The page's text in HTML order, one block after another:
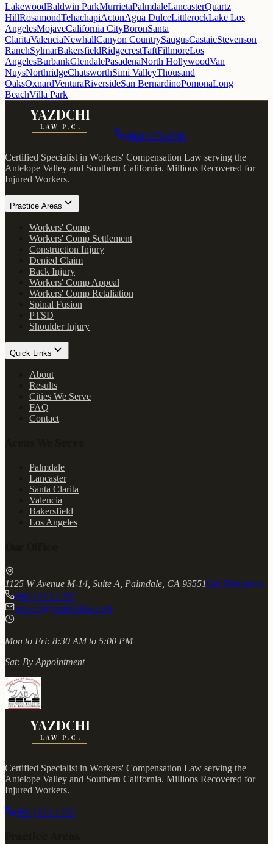
LakewoodBaldwin ParkMurrietaPalmdaleLancasterQuartz
HillRosamondTehachapiActonAgua DulceLittlerockLake Los
AngelesMojaveCalifornia CityBoronSanta
ClaritaValenciaNewhallCanyon CountrySaugusCastaicStevenson
RanchSylmarBakersfieldRidgecrestTaftFillmoreLos
AngelesBurbankGlendalePasadenaNorth HollywoodVan
NuysNorthridgeChatsworthSimi ValleyThousand
OaksOxnardVenturaRiversideSan BernardinoPomonaLong
BeachVilla Park
YAZDCHI
LAW P.C.
(661) 273-1780
Certified Specialist in Workers' Compensation Law serving the
Antelope Valley and Southern California. Millions Recovered for
Injured Workers.
Practice Areas
Workers' Comp
Workers' Comp Settlement
Construction Injury
Denied Claim
Back Injury
Workers' Comp Appeal
Workers' Comp Retaliation
Spinal Fusion
PTSD
Shoulder Injury
Quick Links
About
Results
Cities We Serve
FAQ
Contact
Palmdale
Lancaster
Santa Clarita
Valencia
Bakersfield
Los Angeles
1125 W Avenue M-14, Suite A, Palmdale, CA 93551Get Directions
(661) 273-1780
service@yazdchilaw.com
Mon to Fri: 8:30 AM to 5:00 PM
Sat: By Appointment
YAZDCHI
LAW P.C.
Certified Specialist in Workers' Compensation Law serving the
Antelope Valley and Southern California. Millions Recovered for
Injured Workers.
(661) 273-1780